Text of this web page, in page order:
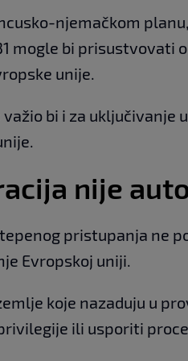
njemačkom
mogle bi prisustvovati
unije.
bi i za uključivanje
nije
pristupanja ne
Evropskoj uniji.
koje nazaduju u
ili usporiti